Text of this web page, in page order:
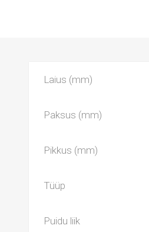
Laius (mm)
Paksus (mm)
Pikkus (mm)
Tüüp
Puidu liik